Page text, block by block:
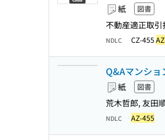
紙 図書
不動産適正取
NDLC CZ-455
Q&Aマンシ
紙 図書
荒木哲郎, 友田
NDLC AZ-455